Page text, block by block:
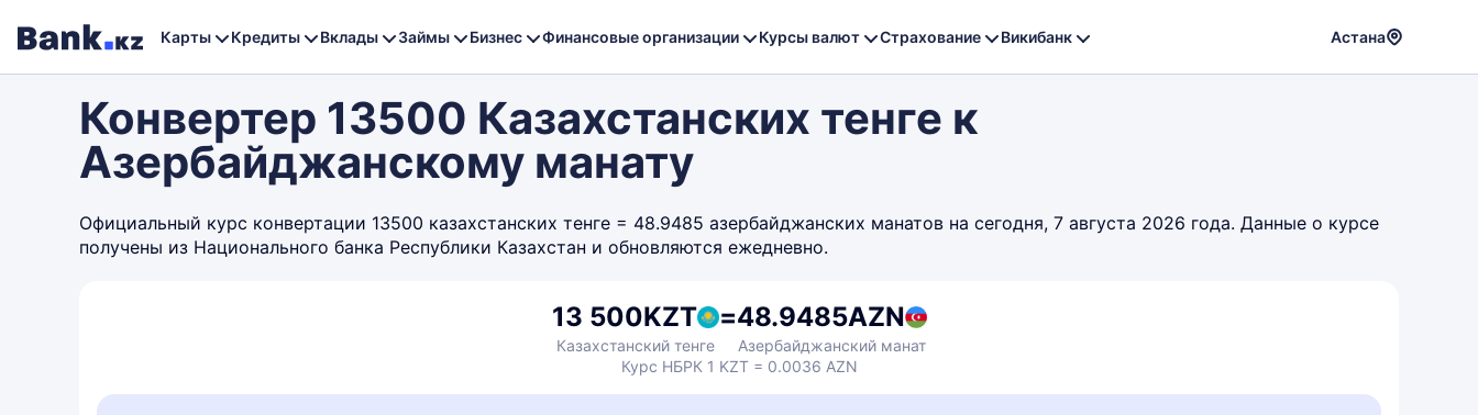
Карты Кредиты Вклады Займы Бизнес Финансовые организации Курсы валют Страхование Викибанк Астана
Конвертер 13500 Казахстанских тенге к
Азербайджанскому манату
Официальный курс конвертации 13500 казахстанских тенге = 48.9485 азербайджанских манатов на сегодня, 7 августа 2026 года. Данные о курсе
получены из Национального банка Республики Казахстан и обновляются ежедневно.
13 500KZT
Казахстанский тенге
=48.9485AZN
Азербайджанский манат
Курс НБРК 1 KZT = 0.0036 AZN